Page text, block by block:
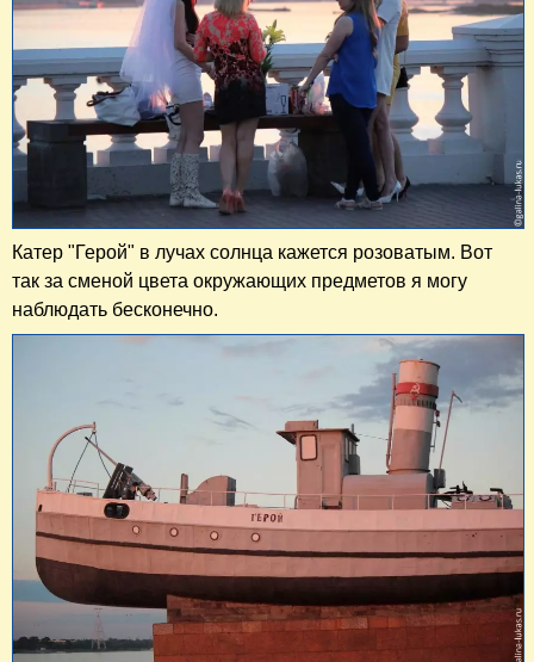
​Катер "Герой" в лучах солнца кажется розоватым. Вот
так за сменой цвета окружающих предметов я могу
наблюдать бесконечно.